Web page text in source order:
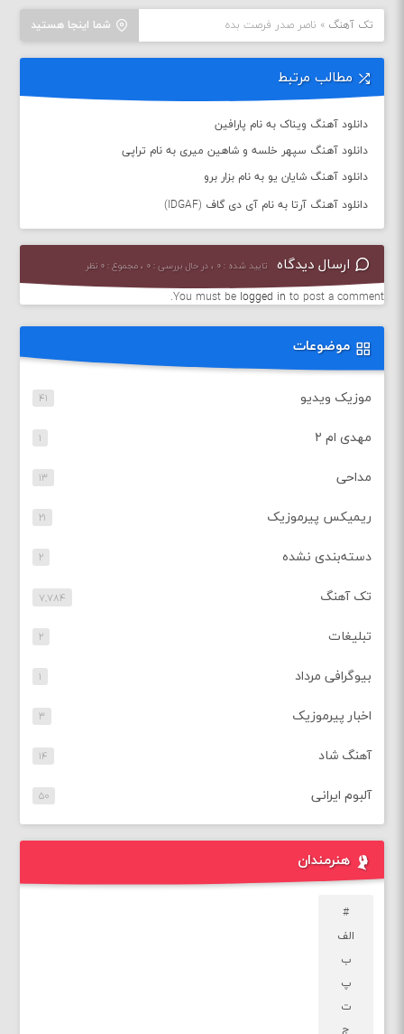
شما اینجا هستید تک آهنگ » ناصر صدر فرصت بده
مطالب مرتبط
دانلود آهنگ ویناک به نام پارافین
دانلود آهنگ سپهر خلسه و شاهین میری به نام تراپی
دانلود آهنگ شایان یو به نام بزار برو
دانلود آهنگ آرتا به نام آی دی گاف (IDGAF)
ارسال دیدگاه تایید شده : ۰ ، در حال بررسی : ۰ ، مجموع : ۰ نظر
You must be logged in to post a comment.
موضوعات
موزیک ویدیو ۴۱
مهدی ام ۲ ۱
مداحی ۱۳
ریمیکس پیرموزیک ۲۱
دسته‌بندی نشده ۲
تک آهنگ ۷,۷۸۴
تبلیغات ۲
بیوگرافی مرداد ۱
اخبار پیرموزیک ۳
آهنگ شاد ۱۴
آلبوم ایرانی ۵۰
هنرمندان
#
الف
ب
پ
ت
ج